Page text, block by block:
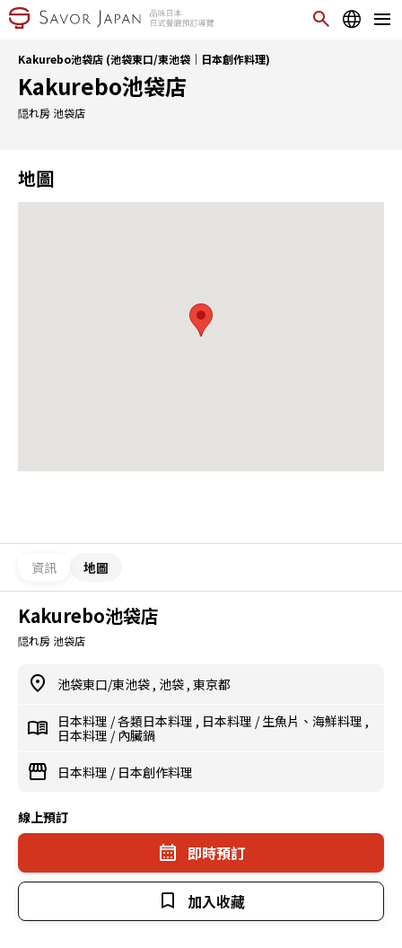
Kakurebo池袋店 (池袋東口/東池袋｜日本創作料理)
Kakurebo池袋店
隠れ房 池袋店
地圖
資訊 地圖
Kakurebo池袋店
隠れ房 池袋店
池袋東口/東池袋 , 池袋 , 東京都
日本料理 /各類日本料理 , 日本料理 /生魚片、海鮮料理 ,
日本料理 / 內臟鍋
日本料理 / 日本創作料理
線上預訂
即時預訂
加入收藏